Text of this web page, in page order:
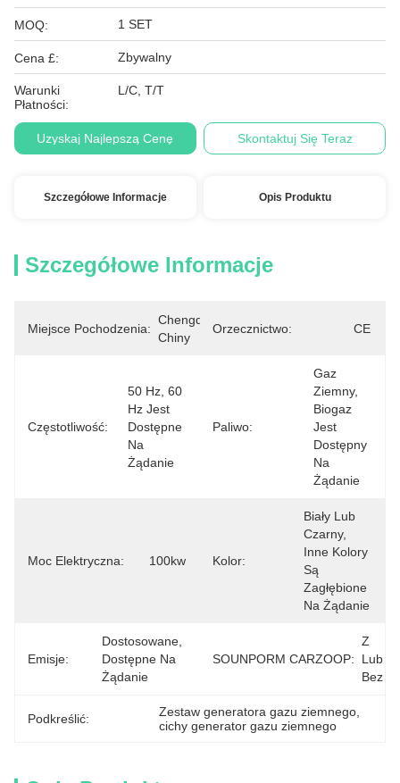
MOQ: 1 SET
Cena £: Zbywalny
Warunki
Płatności:
L/C, T/T
Uzyskaj Najlepszą Cenę Skontaktuj Się Teraz
Szczegółowe Informacje Opis Produktu
Szczegółowe Informacje
Miejsce Pochodzenia:
Chengdu,
Chiny
Orzecznictwo: CE
Częstotliwość:
50 Hz, 60
Hz Jest
Dostępne
Na
Żądanie
Paliwo:
Gaz
Ziemny,
Biogaz
Jest
Dostępny
Na
Żądanie
Moc Elektryczna: 100kw Kolor:
Biały Lub
Czarny,
Inne Kolory
Są
Zagłębione
Na Żądanie
Emisje:
Dostosowane,
Dostępne Na
Żądanie
SOUNPORM CARZOOP:
Z
Lub
Bez
Podkreślić: Zestaw generatora gazu ziemnego
cichy generator gazu ziemnego